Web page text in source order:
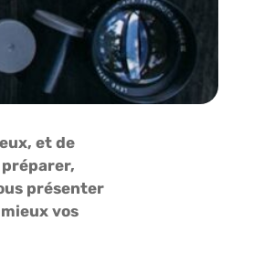
et de
présenter
vos